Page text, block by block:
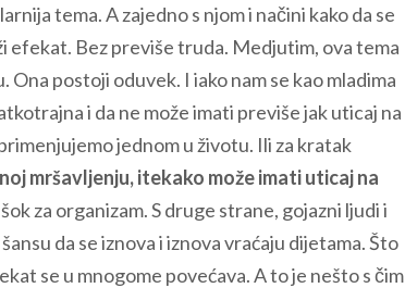
tema. A zajedno s njom i načini kako da se
efekat. Bez previše truda. Medjutim, ova tema
Ona postoji oduvek. I iako nam se kao mladima
i da ne može imati previše jak uticaj na
jednom u životu. Ili za kratak
mršavljenju, itekako može imati uticaj na
za organizam. S druge strane, gojazni ljudi i
da se iznova i iznova vraćaju dijetama. Što
se u mnogome povećava. A to je nešto s čim